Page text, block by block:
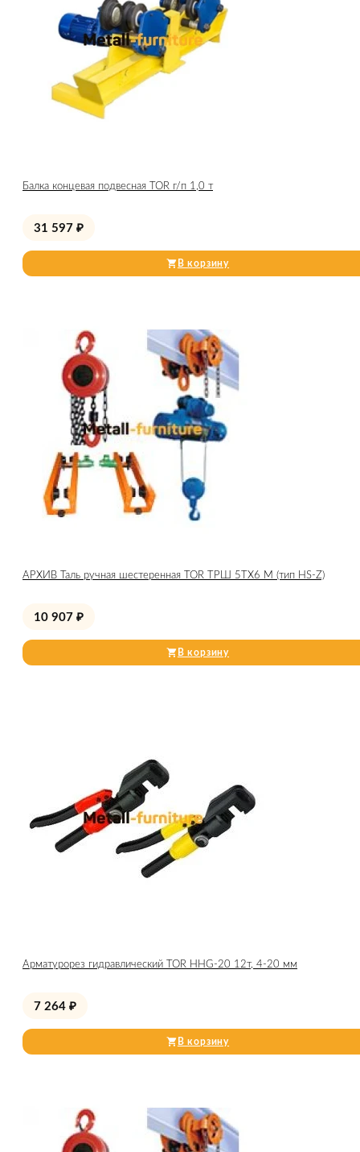
Балка концевая подвесная TOR г/п 1,0 т
31 597 ₽
В корзину
АРХИВ Таль ручная шестеренная TOR ТРШ 5ТХ6 М (тип HS-Z)
10 907 ₽
В корзину
Арматурорез гидравлический TOR HHG-20 12т, 4-20 мм
7 264 ₽
В корзину